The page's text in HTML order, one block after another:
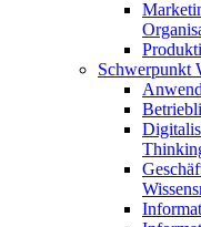
Schwerpunkt